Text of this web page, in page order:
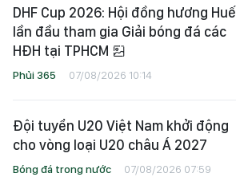
DHF Cup 2026: Hội đồng hương Huế
lần đầu tham gia Giải bóng đá các
HĐH tại TPHCM
Phủi 365 07/08/2026 10:14
Đội tuyển U20 Việt Nam khởi động
cho vòng loại U20 châu Á 2027
Bóng đá trong nước 07/08/2026 07:59